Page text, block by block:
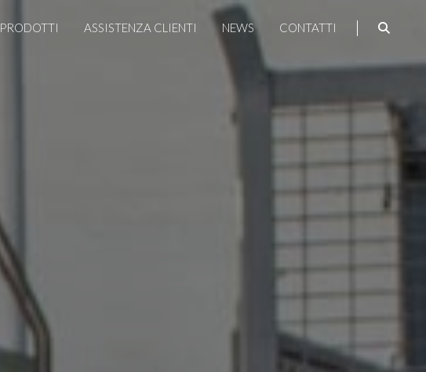
PRODOTTI ASSISTENZA CLIENTI NEWS CONTATTI